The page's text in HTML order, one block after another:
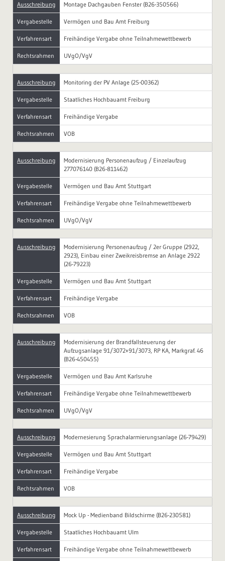
Ausschreibung Montage Dachgauben Fenster (B26-350566)
Vergabestelle Vermögen und Bau Amt Freiburg
Verfahrensart Freihändige Vergabe ohne Teilnahmewettbewerb
Rechtsrahmen UVgO/VgV
Ausschreibung Monitoring der PV Anlage (25-00362)
Vergabestelle Staatliches Hochbauamt Freiburg
Verfahrensart Freihändige Vergabe
Rechtsrahmen VOB
Ausschreibung
Modernisierung Personenaufzug / Einzelaufzug
277076140 (B26-811462)
Vergabestelle Vermögen und Bau Amt Stuttgart
Verfahrensart Freihändige Vergabe ohne Teilnahmewettbewerb
Rechtsrahmen UVgO/VgV
Ausschreibung
Modernisierung Personenaufzug / 2er Gruppe (2922,
2923), Einbau einer Zweikreisbremse an Anlage 2922
(26-79223)
Vergabestelle Vermögen und Bau Amt Stuttgart
Verfahrensart Freihändige Vergabe
Rechtsrahmen VOB
Ausschreibung
Modernisierung der Brandfallsteuerung der
Aufzugsanlage 91/3072+91/3073, RP KA, Markgraf. 46
(B26-450455)
Vergabestelle Vermögen und Bau Amt Karlsruhe
Verfahrensart Freihändige Vergabe ohne Teilnahmewettbewerb
Rechtsrahmen UVgO/VgV
Ausschreibung Modernesierung Sprachalarmierungsanlage (26-79429)
Vergabestelle Vermögen und Bau Amt Stuttgart
Verfahrensart Freihändige Vergabe
Rechtsrahmen VOB
Ausschreibung Mock Up - Medienband Bildschirme (B26-230581)
Vergabestelle Staatliches Hochbauamt Ulm
Verfahrensart Freihändige Vergabe ohne Teilnahmewettbewerb